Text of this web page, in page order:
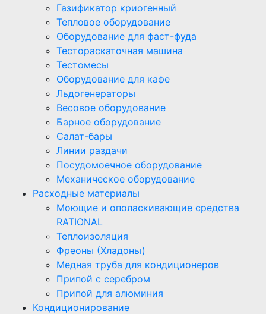
Газификатор криогенный
Тепловое оборудование
Оборудование для фаст-фуда
Тестораскаточная машина
Тестомесы
Оборудование для кафе
Льдогенераторы
Весовое оборудование
Барное оборудование
Салат-бары
Линии раздачи
Посудомоечное оборудование
Механическое оборудование
Расходные материалы
Моющие и ополаскивающие средства
RATIONAL
Теплоизоляция
Фреоны (Хладоны)
Медная труба для кондиционеров
Припой с серебром
Припой для алюминия
Кондиционирование